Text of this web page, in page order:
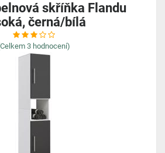
skříňka Flandu
černá/bílá
3 hodnocení)